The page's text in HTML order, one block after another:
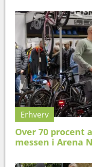
Erhverv
Over 70 procent
messen i Arena